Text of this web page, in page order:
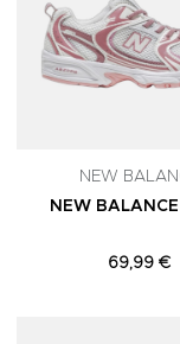
NEW
NEW
69,99 €